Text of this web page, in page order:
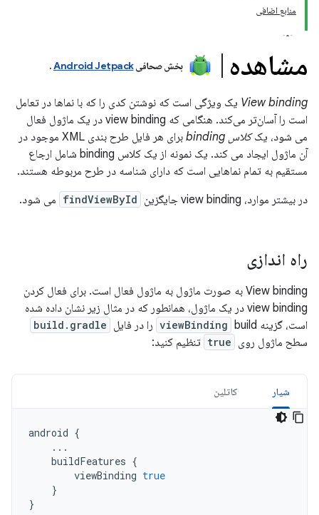
منابع اضافی
مشاهده بخش صحافیAndroid Jetpack
.
View binding یک ویژگی است که نوشتن کدی را که با نماها در تعامل
است را آسان‌تر می‌کند. هنگامی که view binding در یک ماژول فعال
می شود، یککلاس binding
برای هر فایل طرح بندی XML موجود در
آن ماژول ایجاد می کند. یک نمونه از یک کلاس binding شامل ارجاع
مستقیم به تمام نماهایی است که دارای شناسه در طرح مربوطه هستند.
در بیشتر موارد، view binding جایگزین
findViewById می شود.
راه اندازی
View binding به صورت ماژول به ماژول فعال است. برای فعال کردن
view binding در یک ماژول، همانطور که در مثال زیر نشان داده شده
است، گزینه
viewBinding build را در فایل build.gradle
سطح ماژول روی true تنظیم کنید:
شیار کاتلین
android {
...
buildFeatures {
viewBinding true
}
}